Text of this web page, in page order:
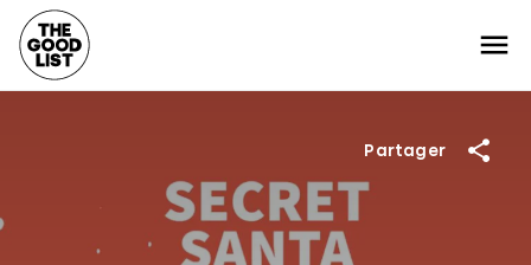
Partager